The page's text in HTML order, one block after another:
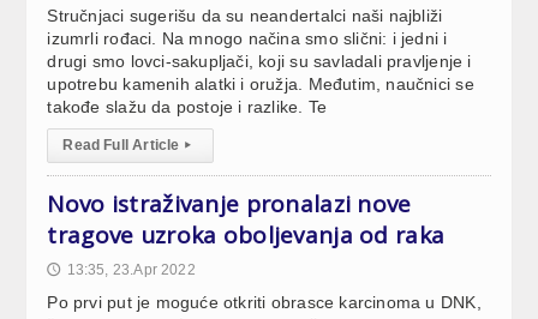
Stručnjaci sugerišu da su neandertalci naši najbliži
izumrli rođaci. Na mnogo načina smo slični: i jedni i
drugi smo lovci-sakupljači, koji su savladali pravljenje i
upotrebu kamenih alatki i oružja. Međutim, naučnici se
takođe slažu da postoje i razlike. Te
Read Full Article ▸
Novo istraživanje pronalazi nove
tragove uzroka oboljevanja od raka
🕔 13:35, 23.Apr 2022
Po prvi put je moguće otkriti obrasce karcinoma u DNK,